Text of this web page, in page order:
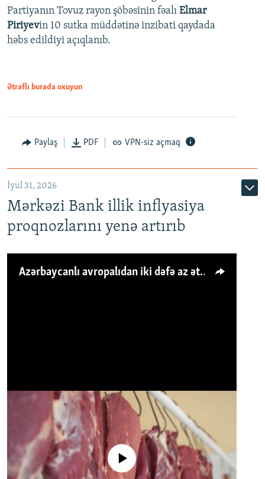
Partiyanın Tovuz rayon şöbəsinin fəalı Elmar
Piriyevin 10 sutka müddətinə inzibati qaydada
həbs edildiyi açıqlanıb.
Ətraflı burada oxuyun
Paylaş PDF VPN-siz açmaq
İyul 31, 2026
Mərkəzi Bank illik inflyasiya
proqnozlarını yenə artırıb
Azərbaycanlı avropalıdan iki dəfə az ət yeyir, amma... 'Qiymət artımı qaçılmazdır'
No media source currently available